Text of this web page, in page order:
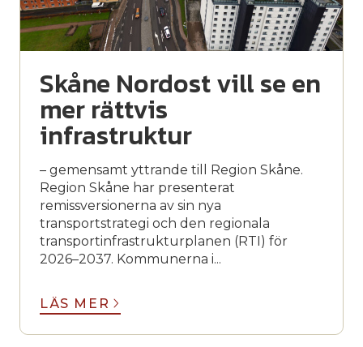
Skåne Nordost vill se en
mer rättvis
infrastruktur
– gemensamt yttrande till Region Skåne.
Region Skåne har presenterat
remissversionerna av sin nya
transportstrategi och den regionala
transportinfrastrukturplanen (RTI) för
2026–2037. Kommunerna i...
LÄS MER